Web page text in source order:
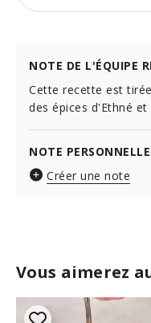
Vous aimerez
NOTE DE L'ÉQUIPE
Cette recette est
des épices d'Ethné et
NOTE PERSONNELLE
Créer une note